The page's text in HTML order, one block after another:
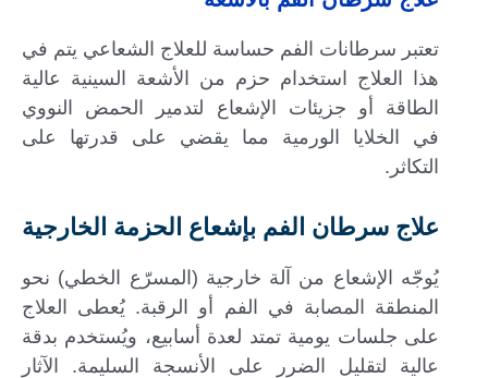
تعتبر سرطانات الفم حساسة للعلاج الشعاعي يتم في
هذا العلاج استخدام حزم من الأشعة السينية عالية
الطاقة أو جزيئات الإشعاع لتدمير الحمض النووي
في الخلايا الورمية مما يقضي على قدرتها على
التكاثر.
علاج سرطان الفم بإشعاع الحزمة الخارجية
يُوجّه الإشعاع من آلة خارجية (المسرّع الخطي) نحو
المنطقة المصابة في الفم أو الرقبة. يُعطى العلاج
على جلسات يومية تمتد لعدة أسابيع، ويُستخدم بدقة
عالية لتقليل الضرر على الأنسجة السليمة. الآثار